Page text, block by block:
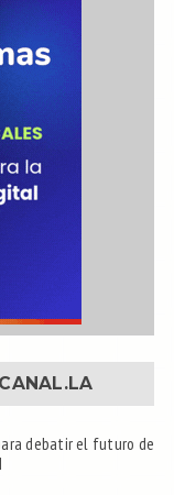
CANAL.LA
debatir el futuro de